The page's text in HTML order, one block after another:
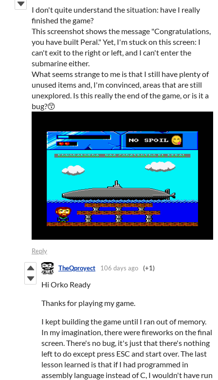
I don't quite understand the situation: have I really
finished the game?
This screenshot shows the message "Congratulations,
you have built Peral." Yet, I'm stuck on this screen: I
can't exit to the right or left, and I can't enter the
submarine either.
What seems strange to me is that I still have plenty of
unused items and, I'm convinced, areas that are still
unexplored. Is this really the end of the game, or is it a
bug?😙
Reply
TheQproyect 106 days ago (+1)
Hi Orko Ready
Thanks for playing my game.
I kept building the game until I ran out of memory.
In my imagination, there were fireworks on the final
screen. There's no bug, it's just that there's nothing
left to do except press ESC and start over. The last
lesson learned is that if I had programmed in
assembly language instead of C, I wouldn't have run